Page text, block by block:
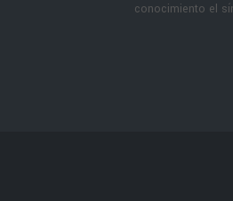
conocimiento el